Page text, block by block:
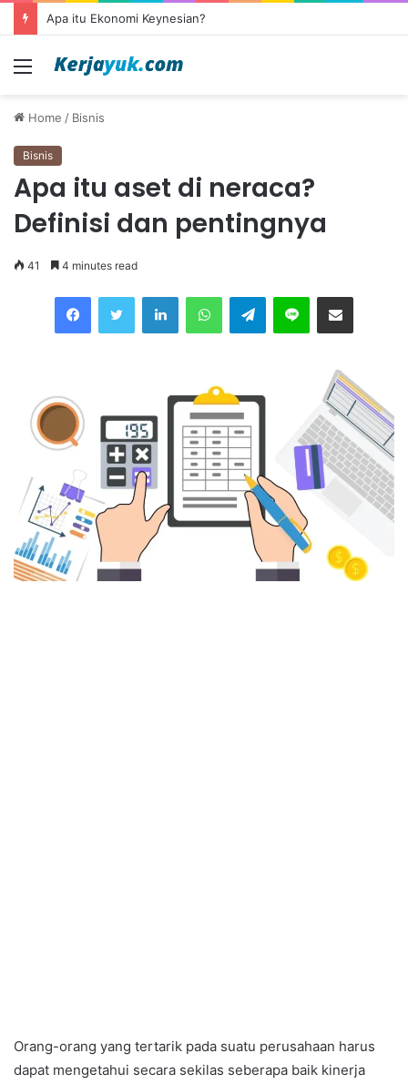
Apa itu outsourcing?
Menu
Home / Bisnis
Bisnis
Apa itu aset di neraca?
Definisi dan pentingnya
41 4 minutes read
Telegram
Orang-orang yang tertarik pada suatu perusahaan harus
dapat mengetahui secara sekilas seberapa baik kinerja